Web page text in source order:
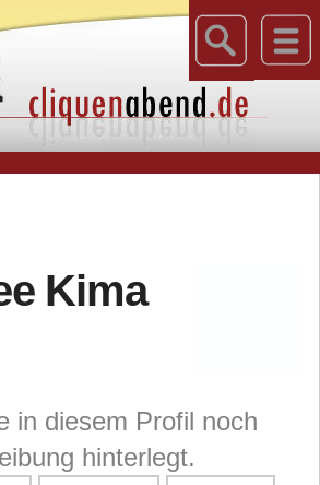
Kima
in diesem Profil noch
hinterlegt.